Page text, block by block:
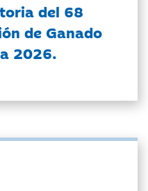
del 68
de Ganado
2026.